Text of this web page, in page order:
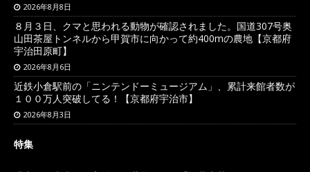
2026年8月8日
８月３日、クマと思われる動物が確認されました。国道307号奥
山田茶屋トンネルから甲賀市に向かって約400mの農地【京都府
宇治田原町】
2026年8月6日
近鉄小倉駅前の「ニンテンドーミュージアム」、累計来館者数が
１００万人突破してる！【京都府宇治市】
2026年8月3日
特集